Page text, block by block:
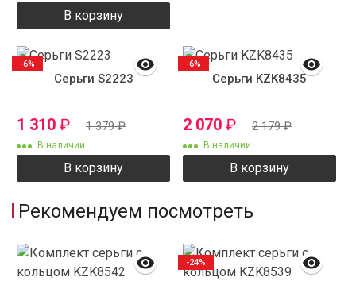
В корзину
Серьги S2223
1 310 ₽ 1 379₽
В наличии
В корзину
-6%
Серьги KZK8435
2 070 ₽ 2 179₽
В наличии
В корзину
-6%
Рекомендуем посмотреть
-24%